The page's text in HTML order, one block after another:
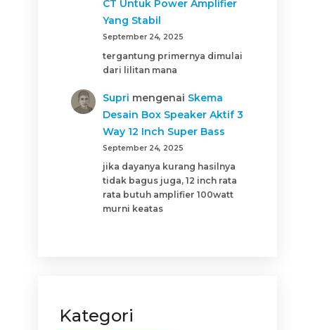
CT Untuk Power Amplifier
Yang Stabil
September 24, 2025
tergantung primernya dimulai
dari lilitan mana
Supri mengenai Skema
Desain Box Speaker Aktif 3
Way 12 Inch Super Bass
September 24, 2025
jika dayanya kurang hasilnya
tidak bagus juga, 12 inch rata
rata butuh amplifier 100watt
murni keatas
Kategori